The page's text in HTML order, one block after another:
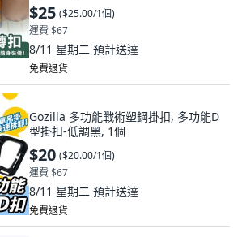
$25 ($25.00/1個)
運費 $67
8/11 星期二 預計送達
免費退貨
Gozilla 多功能戰術塑鋼掛扣, 多功能D
型掛扣-低調黑, 1個
$20 ($20.00/1個)
運費 $67
8/11 星期二 預計送達
免費退貨